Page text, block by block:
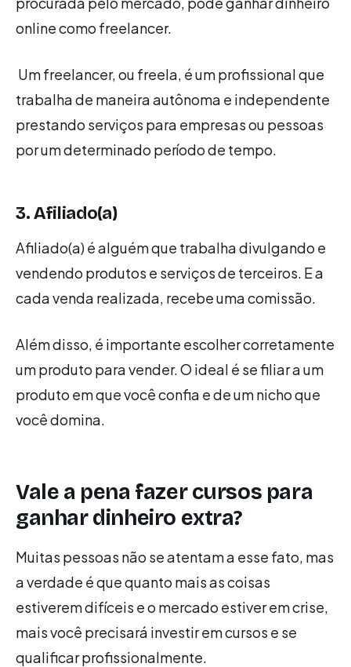
online como freelancer.
Um freelancer, ou freela, é um profissional que
trabalha de maneira autônoma e independente
prestando serviços para empresas ou pessoas
por um determinado período de tempo.
3. Afiliado(a)
Afiliado(a) é alguém que trabalha divulgando e
vendendo produtos e serviços de terceiros. E a
cada venda realizada, recebe uma comissão.
Além disso, é importante escolher corretamente
um produto para vender. O ideal é se filiar a um
produto em que você confia e de um nicho que
você domina.
Vale a pena fazer cursos para
ganhar dinheiro extra?
Muitas pessoas não se atentam a esse fato, mas
a verdade é que quanto mais as coisas
estiverem difíceis e o mercado estiver em crise,
mais você precisará investir em cursos e se
qualificar profissionalmente.